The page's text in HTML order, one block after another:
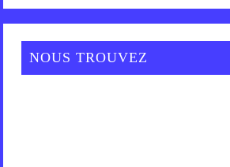
NOUS TROUVEZ